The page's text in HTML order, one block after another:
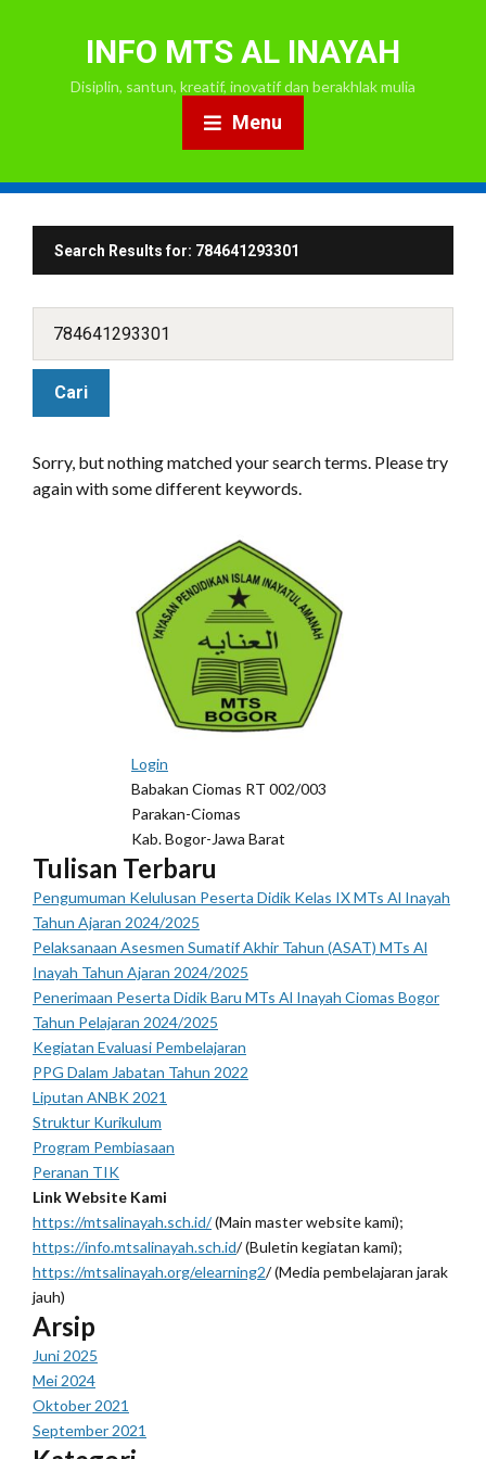
INFO MTS AL INAYAH
Disiplin, santun, kreatif, inovatif dan berakhlak mulia
Menu
Search Results for: 784641293301
Sorry, but nothing matched your search terms. Please try
again with some different keywords.
Login
Babakan Ciomas RT 002/003
Parakan-Ciomas
Kab. Bogor-Jawa Barat
Tulisan Terbaru
Pengumuman Kelulusan Peserta Didik Kelas IX MTs Al Inayah
Tahun Ajaran 2024/2025
Pelaksanaan Asesmen Sumatif Akhir Tahun (ASAT) MTs Al
Inayah Tahun Ajaran 2024/2025
Penerimaan Peserta Didik Baru MTs Al Inayah Ciomas Bogor
Tahun Pelajaran 2024/2025
Kegiatan Evaluasi Pembelajaran
PPG Dalam Jabatan Tahun 2022
Liputan ANBK 2021
Struktur Kurikulum
Program Pembiasaan
Peranan TIK
Link Website Kami
https://mtsalinayah.sch.id/(Main master website kami);
https://info.mtsalinayah.sch.id/ (Buletin kegiatan kami);
https://mtsalinayah.org/elearning2/ (Media pembelajaran jarak
jauh)
Arsip
Juni 2025
Mei 2024
Oktober 2021
September 2021